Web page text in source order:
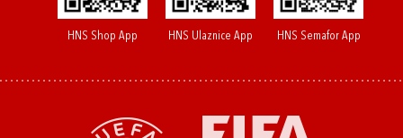
HNS Shop App HNS Ulaznice App HNS Semafor App